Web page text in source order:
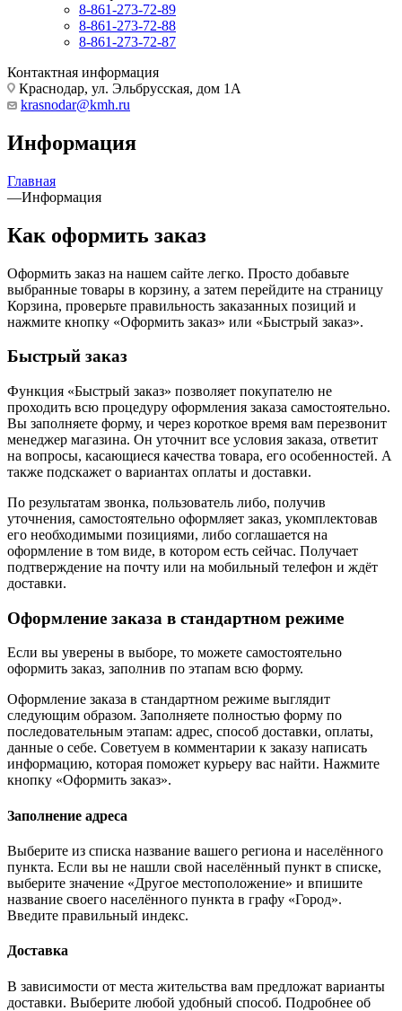
8-861-273-72-89
8-861-273-72-88
8-861-273-72-87
Контактная информация
Краснодар, ул. Эльбрусская, дом 1А
krasnodar@kmh.ru
Информация
Главная
—Информация
Как оформить заказ
Оформить заказ на нашем сайте легко. Просто добавьте
выбранные товары в корзину, а затем перейдите на страницу
Корзина, проверьте правильность заказанных позиций и
нажмите кнопку «Оформить заказ» или «Быстрый заказ».
Быстрый заказ
Функция «Быстрый заказ» позволяет покупателю не
проходить всю процедуру оформления заказа самостоятельно.
Вы заполняете форму, и через короткое время вам перезвонит
менеджер магазина. Он уточнит все условия заказа, ответит
на вопросы, касающиеся качества товара, его особенностей. А
также подскажет о вариантах оплаты и доставки.
По результатам звонка, пользователь либо, получив
уточнения, самостоятельно оформляет заказ, укомплектовав
его необходимыми позициями, либо соглашается на
оформление в том виде, в котором есть сейчас. Получает
подтверждение на почту или на мобильный телефон и ждёт
доставки.
Оформление заказа в стандартном режиме
Если вы уверены в выборе, то можете самостоятельно
оформить заказ, заполнив по этапам всю форму.
Оформление заказа в стандартном режиме выглядит
следующим образом. Заполняете полностью форму по
последовательным этапам: адрес, способ доставки, оплаты,
данные о себе. Советуем в комментарии к заказу написать
информацию, которая поможет курьеру вас найти. Нажмите
кнопку «Оформить заказ».
Заполнение адреса
Выберите из списка название вашего региона и населённого
пункта. Если вы не нашли свой населённый пункт в списке,
выберите значение «Другое местоположение» и впишите
название своего населённого пункта в графу «Город».
Введите правильный индекс.
Доставка
В зависимости от места жительства вам предложат варианты
доставки. Выберите любой удобный способ. Подробнее об